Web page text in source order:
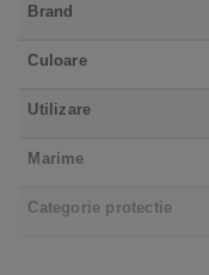
Brand
Culoare
Utilizare
Marime
Categorie protectie